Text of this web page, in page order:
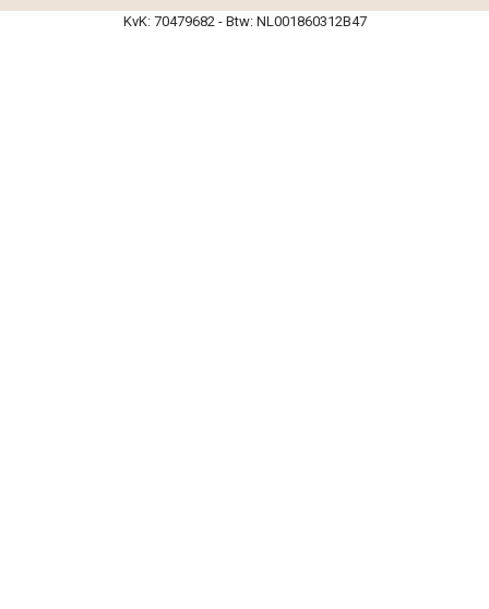
KvK: 70479682 - Btw: NL001860312B47